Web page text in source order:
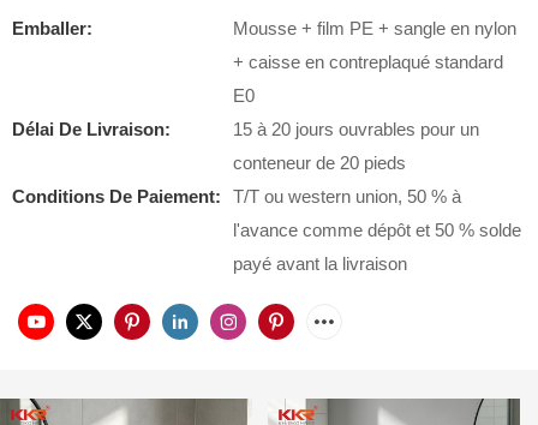
Emballer:
Mousse + film PE + sangle en nylon
+ caisse en contreplaqué standard
E0
Délai De Livraison:
15 à 20 jours ouvrables pour un
conteneur de 20 pieds
Conditions De Paiement:
T/T ou western union, 50 % à
l'avance comme dépôt et 50 % solde
payé avant la livraison